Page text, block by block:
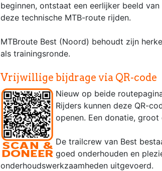
beginnen, ontstaat een eerlijker beeld
deze technische MTB-route rijden.
MTBroute Best (Noord) behoudt zijn
als trainingsronde.
Vrijwillige bijdrage via QR-code
Nieuw op beide
Rijders kunnen deze QR-
openen. Een donatie,
De trailcrew van Best
goed onderhouden en
onderhoudswerkzaamheden uitgevoerd.